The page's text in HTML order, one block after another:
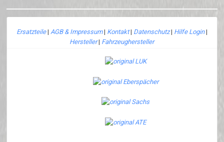
Ersatzteile| AGB & Impressum| Kontakt| Datenschutz| Hilfe Login|
Hersteller| Fahrzeughersteller